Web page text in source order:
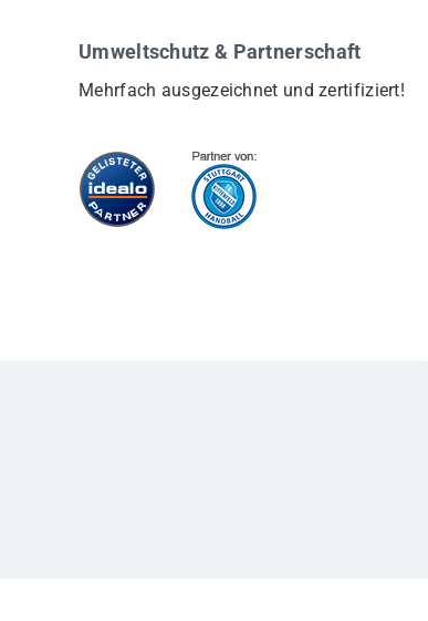
Umweltschutz & Partnerschaft
Mehrfach ausgezeichnet und zertifiziert!